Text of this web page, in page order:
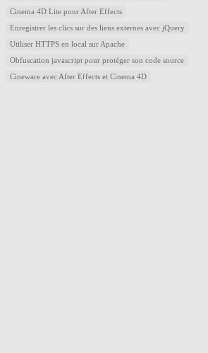
Cinema 4D Lite pour After Effects
Enregistrer les clics sur des liens externes avec jQuery
Utiliser HTTPS en local sur Apache
Obfuscation javascript pour protéger son code source
Cineware avec After Effects et Cinema 4D